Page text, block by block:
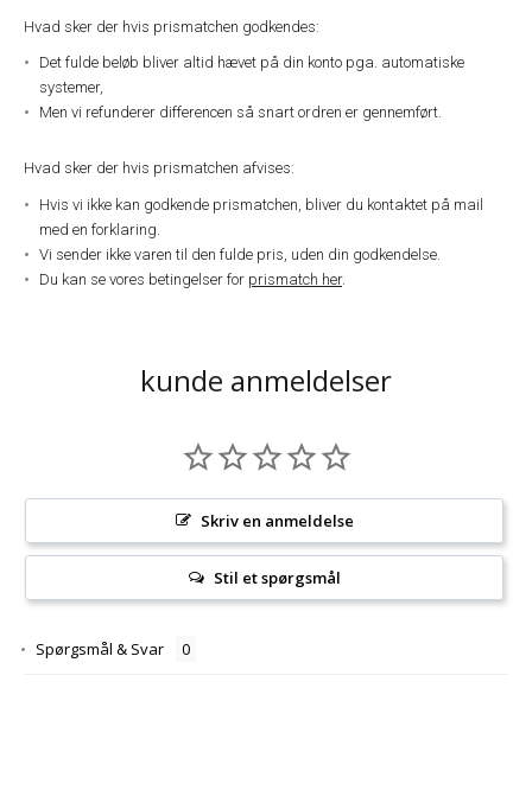
Hvad sker der hvis prismatchen godkendes:
Det fulde beløb bliver altid hævet på din konto pga. automatiske
systemer,
Men vi refunderer differencen så snart ordren er gennemført.
Hvad sker der hvis prismatchen afvises:
Hvis vi ikke kan godkende prismatchen, bliver du kontaktet på mail
med en forklaring.
Vi sender ikke varen til den fulde pris, uden din godkendelse.
Du kan se vores betingelser for prismatch her.
kunde anmeldelser
Skriv en anmeldelse
Stil et spørgsmål
Spørgsmål & Svar